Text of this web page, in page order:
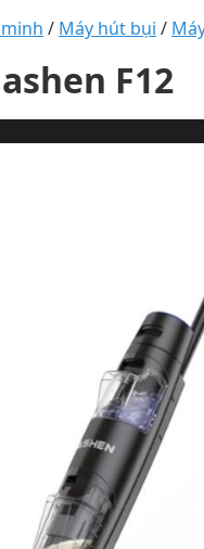
/ Máy hút bụi /
F12